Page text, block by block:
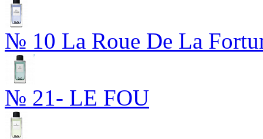
№ 10 La Roue De La
№ 21- LE FOU